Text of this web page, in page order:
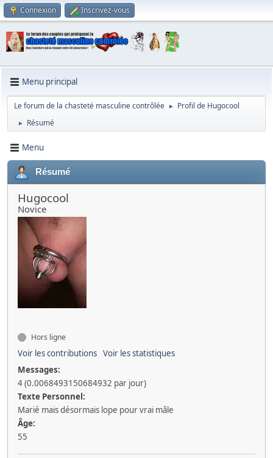
Connexion Inscrivez-vous
Menu principal
Le forum de la chasteté masculine contrôlée ► Profil de Hugocool
► Résumé
Menu
Résumé
Hugocool
Novice
Hors ligne
Voir les contributions Voir les statistiques
Messages:
4 (0.0068493150684932 par jour)
Texte Personnel:
Marié mais désormais lope pour vrai mâle
Âge:
55